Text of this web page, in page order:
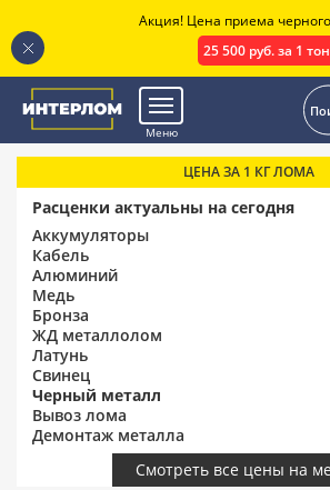
Меню
ЦЕНА ЗА 1 КГ ЛОМА
Расценки актуальны на сегодня
Аккумуляторы
Кабель
Алюминий
Медь
Бронза
ЖД металлолом
Латунь
Свинец
Черный металл
Вывоз лома
Демонтаж металла
Смотреть все цены на
Акция! Цена приема
25 500 руб. за 1
.